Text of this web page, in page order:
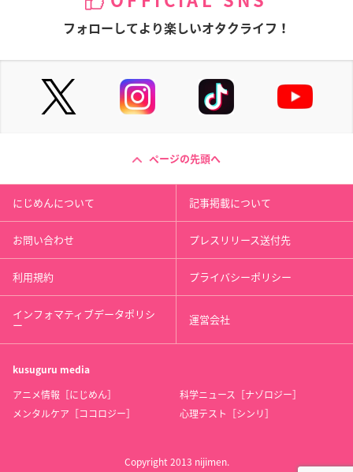
フォローしてより楽しいオタクライフ！
ページの先頭へ
にじめんについて 記事掲載について
お問い合わせ プレスリリース送付先
利用規約 プライバシーポリシー
インフォマティブデータポリシ
ー 運営会社
kusuguru media
アニメ情報［にじめん］
科学ニュース［ナゾロジー］
メンタルケア［ココロジー］
心理テスト［シンリ］
Copyright 2013 nijimen.